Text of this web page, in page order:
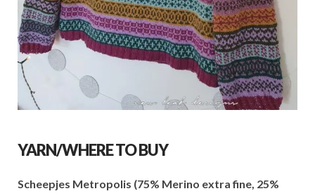
YARN/WHERE TO BUY
Scheepjes Metropolis (75% Merino extra fine, 25%